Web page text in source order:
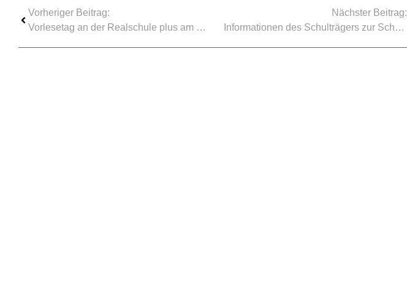
Vorheriger Beitrag:
Vorlesetag an der Realschule plus am Schlossberg Westerburg
Nächster Beitrag:
Informationen des Schulträgers zur Schulbuchausleihe im Schuljahr 2023/2024